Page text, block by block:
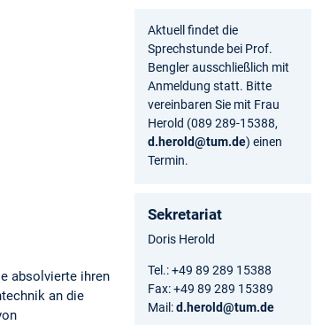
absolvierte ihren
an die
Aktuell findet die
Sprechstunde bei Prof.
Bengler ausschließlich mit
Anmeldung statt. Bitte
vereinbaren Sie mit Frau
Herold (089 289-15388,
d.herold@tum.de) einen
Termin.
Sekretariat
Doris Herold
Tel.: +49 89 289 15388
Fax: +49 89 289 15389
Mail:d.herold@tum.de